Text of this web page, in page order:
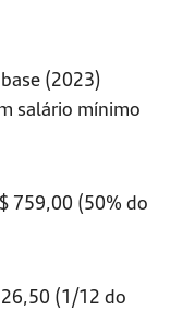
(2023)
salário mínimo
759,00 (50% do
(1/12 do